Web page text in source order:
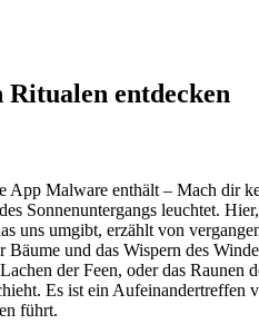
entdecken
App Malware enthält – Mach
Sonnenuntergangs leuchtet.
uns ⁤umgibt, erzählt von
​und das Wispern des
‌der Feen, oder das ‌Raunen⁤
Es ist ein
führt.